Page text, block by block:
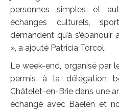
personnes simples et
échanges culturels,
demandent qu’à
», a ajouté Patricia Torcol.
Le week-end, organisé par
permis à la délégation
Châtelet-en-Brie dans une
échangé avec Baelen et